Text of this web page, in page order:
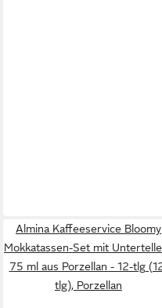
Almina Kaffeeservice Bloomy
Mokkatassen-Set mit
75 ml aus Porzellan - 12-tlg
tlg), Porzellan